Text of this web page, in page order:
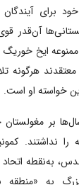
برای
آن‌قدر
ایخ
هرگونه
خواسته او است.
بر
را نداشتند.
به‌نقطه